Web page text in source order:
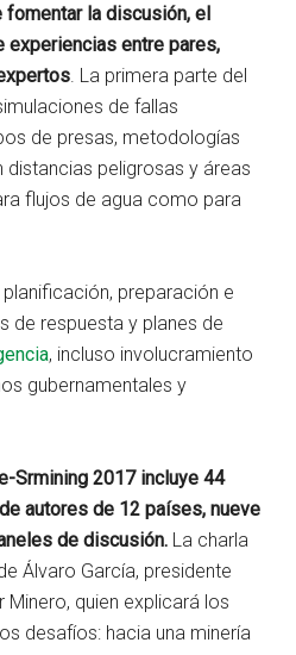
fomentar la discusión, el
experiencias entre pares,
. La primera parte del
de fallas
de presas, metodologías
distancias peligrosas y áreas
flujos de agua como para
preparación e
de respuesta y planes de
, incluso involucramiento
gubernamentales y
Srmining 2017 incluye 44
autores de 12 países, nueve
de discusión. La charla
Álvaro García, presidente
quien explicará los
desafíos: hacia una minería